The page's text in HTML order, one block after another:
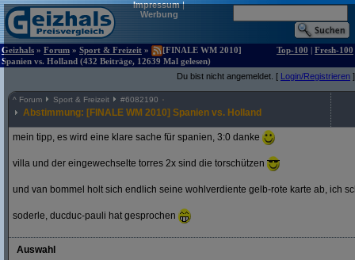
Impressum|
Werbung
Geizhals » Forum » Sport & Freizeit »
[FINALE WM 2010]
Spanien vs. Holland (432 Beiträge, 12639 Mal gelesen)
Top-100 | Fresh-100
Du bist nicht angemeldet. [ Login/Registrieren ]
^ Forum Sport & Freizeit #6082190
Abstimmung: [FINALE WM 2010] Spanien vs. Holland
mein tipp, es wird eine klare sache für spanien, 3:0 danke
villa und der eingewechselte torres 2x sind die torschützen
und van bommel holt sich endlich seine wohlverdiente gelb-rote karte ab, ich
soderle, ducduc-pauli hat gesprochen
Auswahl